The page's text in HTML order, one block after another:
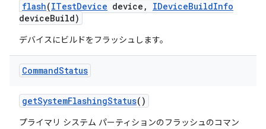
flash(ITestDevice device , IDeviceBuildInfo
deviceBuild)
デバイスにビルドをフラッシュします。
CommandStatus
getSystemFlashingStatus()
プライマリ システム パーティションのフラッシュのコマン